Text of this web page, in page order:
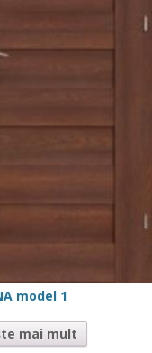
model 1
mai mult